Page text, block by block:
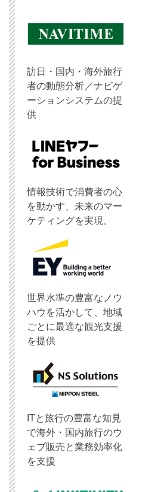
訪日・国内・海外旅行
者の動態分析／ナビゲ
ーションシステムの提
供
情報技術で消費者の心
を動かす、未来のマー
ケティングを実現。
世界水準の豊富なノウ
ハウを活かして、地域
ごとに最適な観光支援
を提供
ITと旅行の豊富な知見
で海外・国内旅行のウ
ェブ販売と業務効率化
を支援